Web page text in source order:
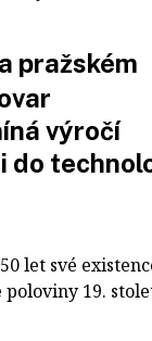
pražském
výročí
do
let své
19.